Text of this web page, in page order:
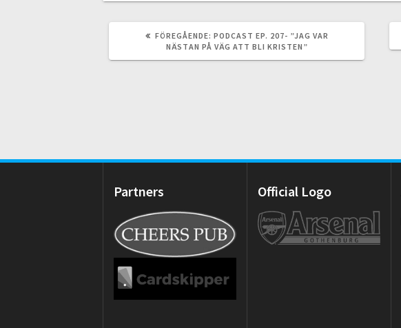
FÖREGÅENDE: FÖREGÅENDE
INLÄGG:
PODCAST EP. 207- ”JAG VAR
NÄSTAN PÅ VÄG ATT BLI KRISTEN”
Partners Official Logo